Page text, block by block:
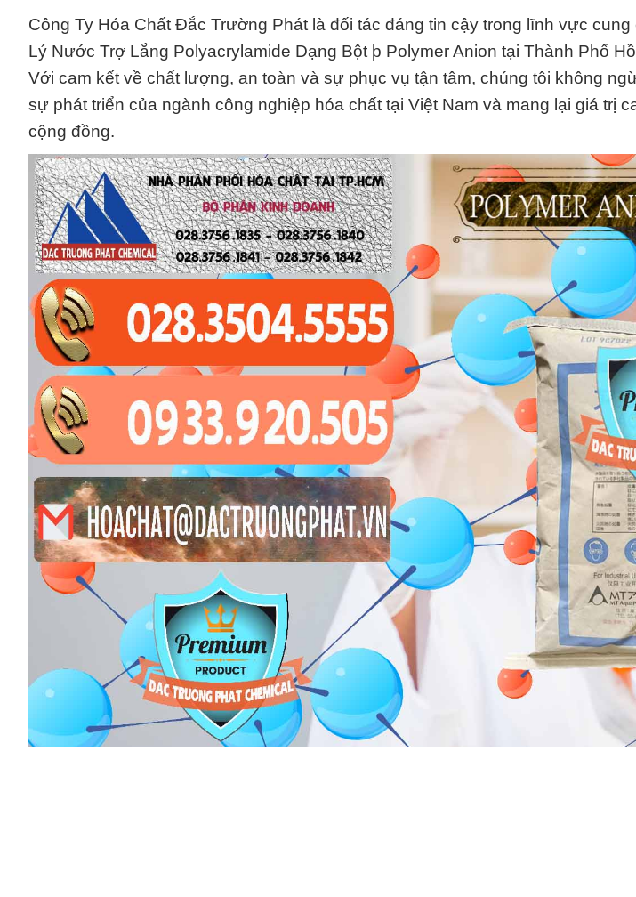
Công Ty Hóa Chất Đắc Trường Phát là đối tác đáng tin cậy trong lĩnh vực
Lý Nước Trợ Lắng Polyacrylamide Dạng Bột þ Polymer Anion tại Thành Phố
Với cam kết về chất lượng, an toàn và sự phục vụ tận tâm, chúng tôi không
sự phát triển của ngành công nghiệp hóa chất tại Việt Nam và mang lại giá trị
cộng đồng.